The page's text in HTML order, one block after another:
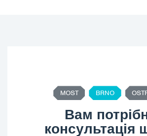
MOST BRNO
Вам
консультація